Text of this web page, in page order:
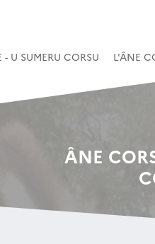
- U SUMERU CORSU L'ÂNE
ÂNE